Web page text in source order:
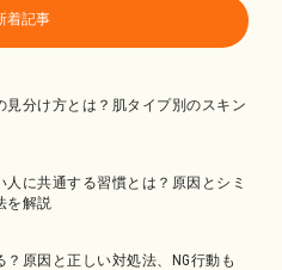
着記事
見分け方とは？肌タイプ別のスキン
人に共通する習慣とは？原因とシミ
を解説
？原因と正しい対処法、NG行動も